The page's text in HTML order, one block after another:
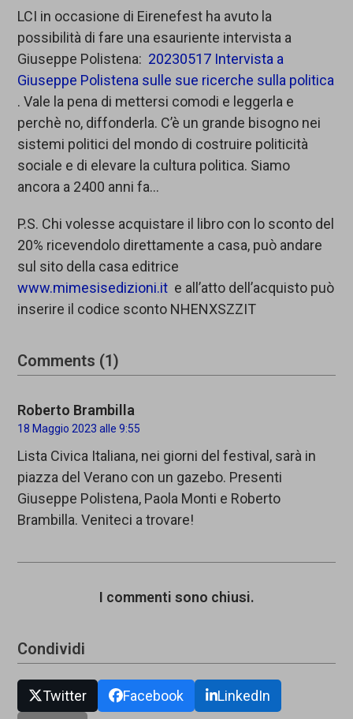
LCI in occasione di Eirenefest ha avuto la
possibilità di fare una esauriente intervista a
Giuseppe Polistena: 20230517 Intervista a
Giuseppe Polistena sulle sue ricerche sulla politica
. Vale la pena di mettersi comodi e leggerla e
perchè no, diffonderla. C’è un grande bisogno nei
sistemi politici del mondo di costruire politicità
sociale e di elevare la cultura politica. Siamo
ancora a 2400 anni fa…
P.S. Chi volesse acquistare il libro con lo sconto del
20% ricevendolo direttamente a casa, può andare
sul sito della casa editrice
www.mimesisedizioni.it e all’atto dell’acquisto può
inserire il codice sconto NHENXSZZIT
Comments (1)
Roberto Brambilla
18 Maggio 2023 alle 9:55
Lista Civica Italiana, nei giorni del festival, sarà in
piazza del Verano con un gazebo. Presenti
Giuseppe Polistena, Paola Monti e Roberto
Brambilla. Veniteci a trovare!
I commenti sono chiusi.
Condividi
Twitter Facebook
LinkedIn